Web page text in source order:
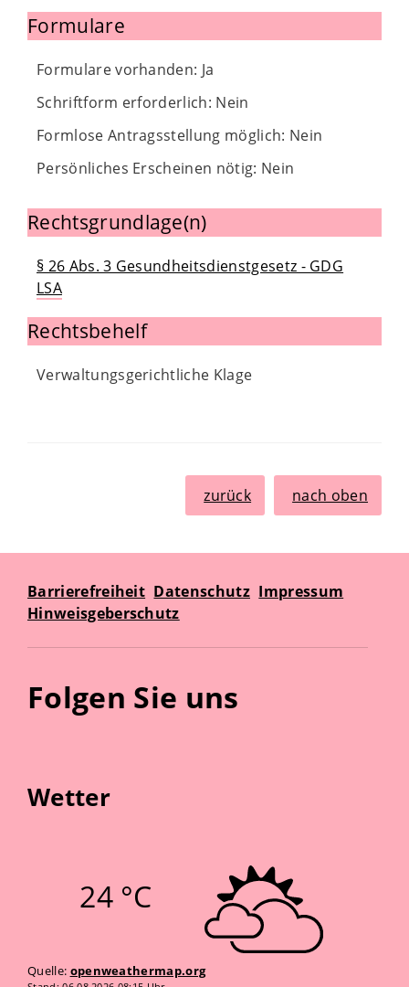
Formulare
Formulare vorhanden: Ja
Schriftform erforderlich: Nein
Formlose Antragsstellung möglich: Nein
Persönliches Erscheinen nötig: Nein
Rechtsgrundlage(n)
§ 26 Abs. 3 Gesundheitsdienstgesetz - GDG
LSA
Rechtsbehelf
Verwaltungsgerichtliche Klage
zurück nach oben
Barrierefreiheit Datenschutz Impressum
Hinweisgeberschutz
Folgen Sie uns
Wetter
24 °C
Quelle: openweathermap.org